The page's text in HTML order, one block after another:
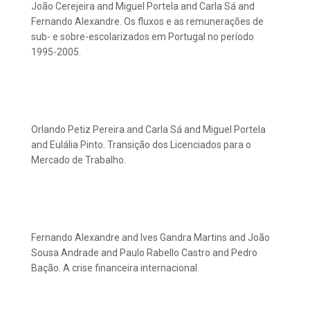
João Cerejeira and Miguel Portela and Carla Sá and
Fernando Alexandre. Os fluxos e as remunerações de
sub- e sobre-escolarizados em Portugal no período
1995-2005.
Orlando Petiz Pereira and Carla Sá and Miguel Portela
and Eulália Pinto. Transição dos Licenciados para o
Mercado de Trabalho.
Fernando Alexandre and Ives Gandra Martins and João
Sousa Andrade and Paulo Rabello Castro and Pedro
Bação. A crise financeira internacional.